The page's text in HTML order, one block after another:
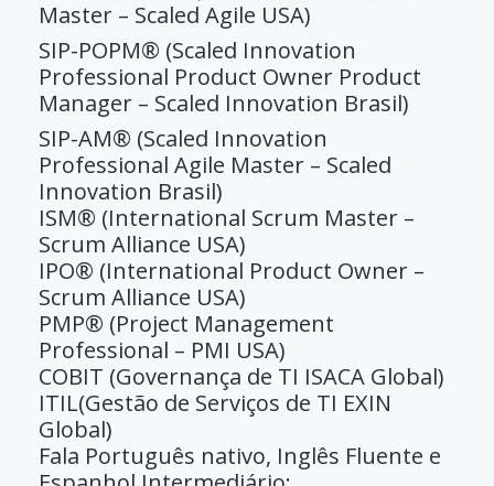
Master – Scaled Agile USA)
SIP-POPM® (Scaled Innovation
Professional Product Owner Product
Manager – Scaled Innovation Brasil)
SIP-AM® (Scaled Innovation
Professional Agile Master – Scaled
Innovation Brasil)
ISM® (International Scrum Master –
Scrum Alliance USA)
IPO® (International Product Owner –
Scrum Alliance USA)
PMP® (Project Management
Professional – PMI USA)
COBIT (Governança de TI ISACA Global)
ITIL(Gestão de Serviços de TI EXIN
Global)
Fala Português nativo, Inglês Fluente e